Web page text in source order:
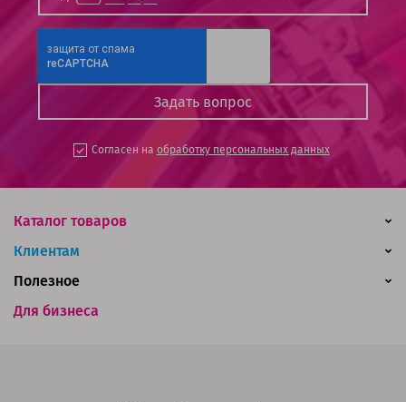
Согласен на обработку персональных данных
Каталог товаров
Клиентам
Для бизнеса
Полезное